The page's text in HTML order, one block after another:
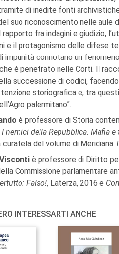
di inedite fonti
suo riconoscimento nelle aule
rapporto fra indagini e giudizio,
e il protagonismo delle difese
impunità connotano un
è penetrato nelle Corti. Il
successione di codici,
storiografica e, tra
palermitano”.
è professore di Storia
I nemici della Repubblica. Mafia
curatela del volume di Meridiana
è professore di Diritto
Commissione parlamentare
Falso!, Laterza, 2016 e
INTERESSARTI ANCHE